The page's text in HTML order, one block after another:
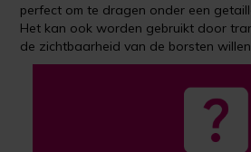
perfect om te dragen onder een
Het kan ook worden gebruikt door
de zichtbaarheid van de borsten